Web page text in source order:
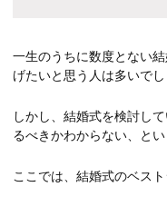
一生のうちに数度とない
げたいと思う人は多いでし
しかし、結婚式を検討し
るべきかわからない、と
ここでは、結婚式のベス